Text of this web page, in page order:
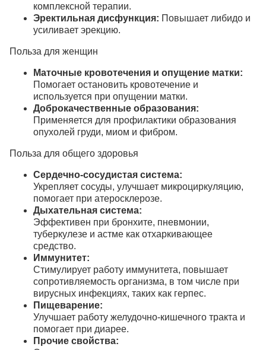
комплексной терапии.
Эректильная дисфункция: Повышает либидо и
усиливает эрекцию.
Польза для женщин
Маточные кровотечения и опущение матки:
Помогает остановить кровотечение и
используется при опущении матки.
Доброкачественные образования:
Применяется для профилактики образования
опухолей груди, миом и фибром.
Польза для общего здоровья
Сердечно-сосудистая система:
Укрепляет сосуды, улучшает микроциркуляцию,
помогает при атеросклерозе.
Дыхательная система:
Эффективен при бронхите, пневмонии,
туберкулезе и астме как отхаркивающее
средство.
Иммунитет:
Стимулирует работу иммунитета, повышает
сопротивляемость организма, в том числе при
вирусных инфекциях, таких как герпес.
Пищеварение:
Улучшает работу желудочно-кишечного тракта и
помогает при диарее.
Прочие свойства: